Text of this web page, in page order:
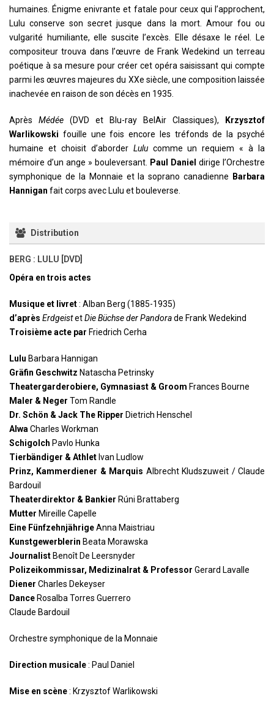
humaines. Énigme enivrante et fatale pour ceux qui l’approchent,
Lulu conserve son secret jusque dans la mort. Amour fou ou
vulgarité humiliante, elle suscite l’excès. Elle désaxe le réel. Le
compositeur trouva dans l’œuvre de Frank Wedekind un terreau
poétique à sa mesure pour créer cet opéra saisissant qui compte
parmi les œuvres majeures du XXe siècle, une composition laissée
inachevée en raison de son décès en 1935.
Après Médée (DVD et Blu-ray BelAir Classiques),
Krzysztof
Warlikowski fouille une fois encore les tréfonds de la psyché
humaine et choisit d’aborder Lulucomme un requiem « à la
mémoire d’un ange » bouleversant. Paul Daniel dirige l’Orchestre
symphonique de la Monnaie et la soprano canadienne
Barbara
Hannigan fait corps avec Lulu et bouleverse.
Distribution
BERG : LULU [DVD]
Opéra en trois actes
Musique et livret: Alban Berg (1885-1935)
d’après ErdgeistetDie Büchse der Pandorade Frank Wedekind
Troisième acte par Friedrich Cerha
Lulu Barbara Hannigan
Gräfin Geschwitz Natascha Petrinsky
Theatergarderobiere, Gymnasiast & Groom Frances Bourne
Maler & Neger Tom Randle
Dr. Schön & Jack The Ripper Dietrich Henschel
AlwaCharles Workman
Schigolch Pavlo Hunka
Tierbändiger & Athlet Ivan Ludlow
Prinz, Kammerdiener & Marquis Albrecht Kludszuweit / Claude
Bardouil
Theaterdirektor & Bankier Rúni Brattaberg
Mutter Mireille Capelle
Eine FünfzehnjährigeAnna Maistriau
Kunstgewerblerin Beata Morawska
Journalist Benoît De Leersnyder
Polizeikommissar, Medizinalrat & Professor Gerard Lavalle
Diener Charles Dekeyser
Dance Rosalba Torres Guerrero
Claude Bardouil
Orchestre symphonique de la Monnaie
Direction musicale: Paul Daniel
Mise en scène: Krzysztof Warlikowski